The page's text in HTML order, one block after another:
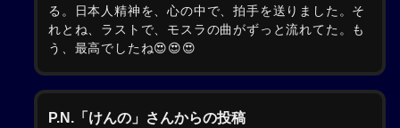
る。日本人精神を、心の中で、拍手を送りました。そ
れとね、ラストで、モスラの曲がずっと流れてた。も
う、最高でしたね😍😍😍
P.N.「けんの」さんからの投稿